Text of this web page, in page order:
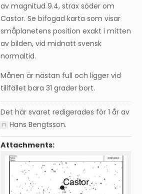
av magnitud 9.4, strax söder om
Castor. Se bifogad karta som visar
småplanetens position exakt i mitten
av bilden, vid midnatt svensk
normaltid.
Månen är nästan full och ligger vid
tillfället bara 31 grader bort.
Det här svaret redigerades för 1 år av
Hans Bengtsson.
Attachments: